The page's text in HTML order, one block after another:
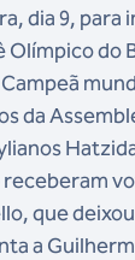
dia 9, para
Olímpico do
da
que
a